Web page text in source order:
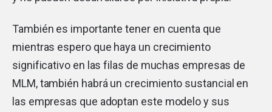
También es importante tener en cuenta que
mientras espero que haya un crecimiento
significativo en las filas de muchas empresas de
MLM, también habrá un crecimiento sustancial en
las empresas que adoptan este modelo y sus